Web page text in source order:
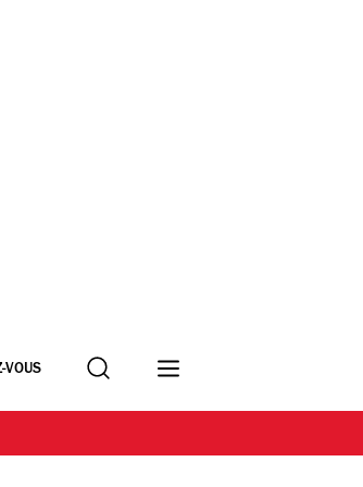
VOUS Recherche